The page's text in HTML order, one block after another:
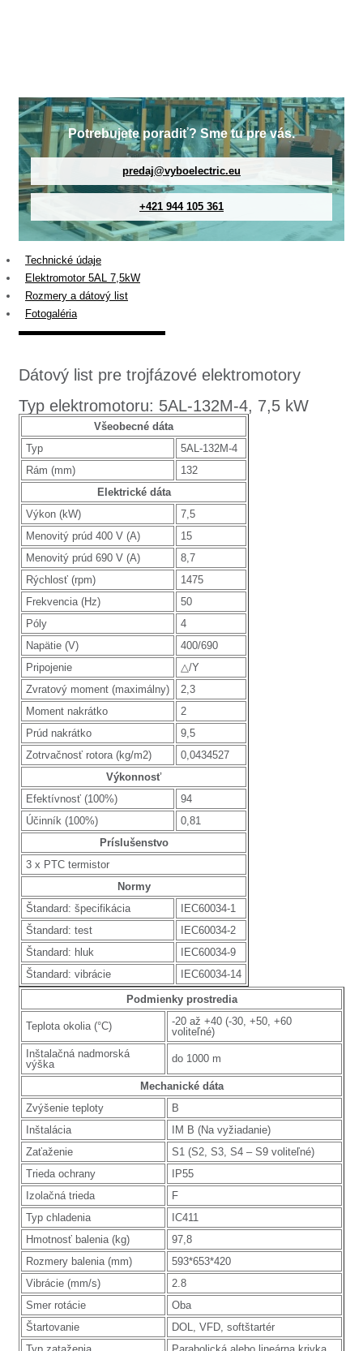
Potrebujete poradiť? Sme tu pre vás.
predaj@vyboelectric.eu
+421 944 105 361
Technické údaje
Elektromotor 5AL 7,5kW
Rozmery a dátový list
Fotogaléria
Dátový list pre trojfázové elektromotory
Typ elektromotoru: 5AL-132M-4, 7,5 kW
Všeobecné dáta
Typ
5AL-132M-4
Rám (mm)
132
Elektrické dáta
Výkon (kW)
7,5
Menovitý prúd 400 V (A)
15
Menovitý prúd 690 V (A)
8,7
Rýchlosť (rpm)
1475
Frekvencia (Hz)
50
Póly
4
Napätie (V)
400/690
Pripojenie
△/Y
Zvratový moment (maximálny)
2,3
Moment nakrátko
2
Prúd nakrátko
9,5
Zotrvačnosť rotora (kg/m2)
0,0434527
Výkonnosť
Efektívnosť (100%)
94
Účinník (100%)
0,81
Príslušenstvo
3 x PTC termistor
Normy
Štandard: špecifikácia
IEC60034-1
Štandard: test
IEC60034-2
Štandard: hluk
IEC60034-9
Štandard: vibrácie
IEC60034-14
Podmienky prostredia
Teplota okolia (°C)
-20 až +40 (-30, +50, +60
voliteľné)
Inštalačná nadmorská
výška
do 1000 m
Mechanické dáta
Zvýšenie teploty
B
Inštalácia
IM B (Na vyžiadanie)
Zaťaženie
S1 (S2, S3, S4 – S9 voliteľné)
Trieda ochrany
IP55
Izolačná trieda
F
Typ chladenia
IC411
Hmotnosť balenia (kg)
97,8
Rozmery balenia (mm)
593*653*420
Vibrácie (mm/s)
2.8
Smer rotácie
Oba
Štartovanie
DOL, VFD, softštartér